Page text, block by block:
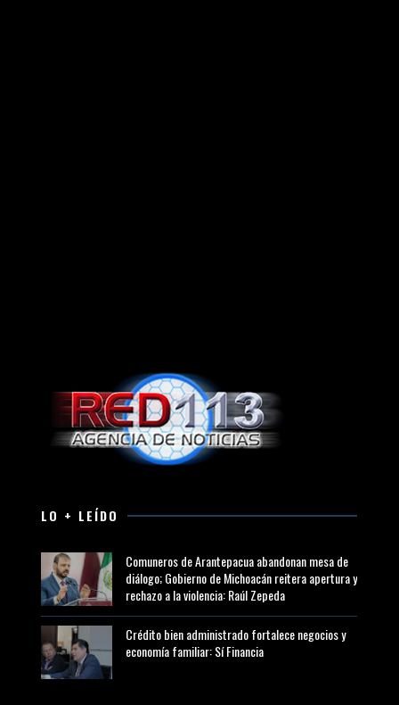
LO + LEÍDO
Comuneros de Arantepacua abandonan mesa de
diálogo; Gobierno de Michoacán reitera apertura y
rechazo a la violencia: Raúl Zepeda
Crédito bien administrado fortalece negocios y
economía familiar: Sí Financia